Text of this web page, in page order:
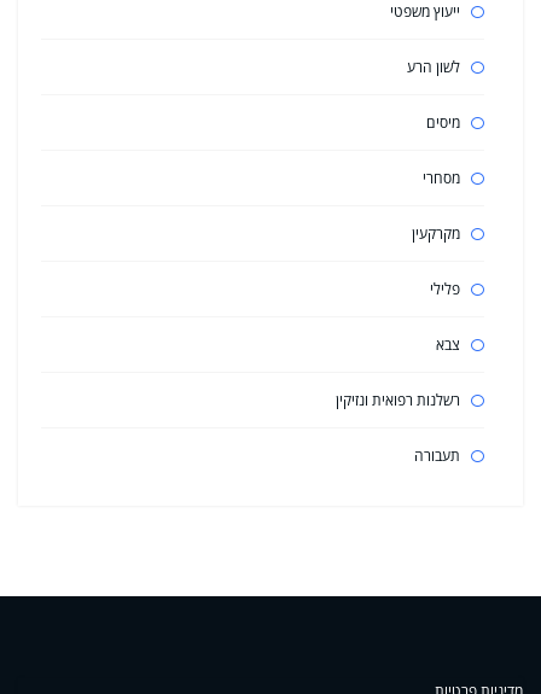
ייעוץ משפטי
לשון הרע
מיסים
מסחרי
מקרקעין
פלילי
צבא
רשלנות רפואית ונזיקין
תעבורה